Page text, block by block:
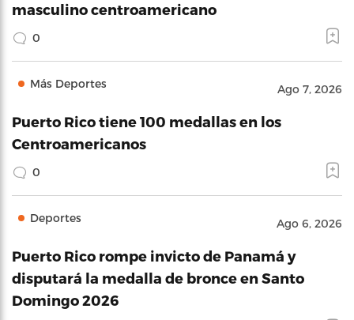
masculino centroamericano
0
Más Deportes Ago 7, 2026
Puerto Rico tiene 100 medallas en los
Centroamericanos
0
Deportes Ago 6, 2026
Puerto Rico rompe invicto de Panamá y
disputará la medalla de bronce en Santo
Domingo 2026